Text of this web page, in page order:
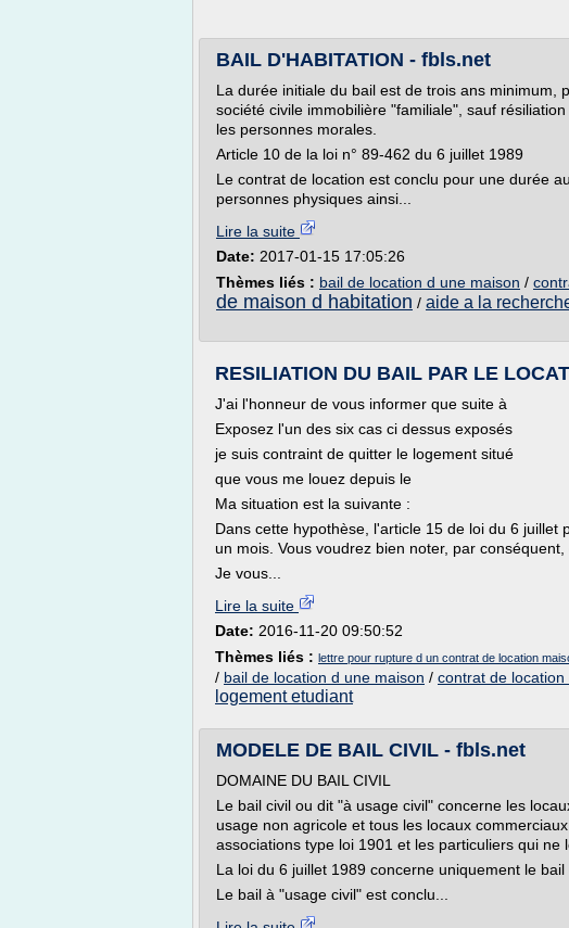
BAIL D'HABITATION - fbls.net
La durée initiale du bail est de trois ans minimum,
société civile immobilière "familiale", sauf
les personnes morales.
Article 10 de la loi n° 89-462 du 6 juillet 1989
Le contrat de location est conclu pour une durée
personnes physiques ainsi...
Lire la suite
Date: 2017-01-15 17:05:26
Thèmes liés : bail de location d une maison /
de maison d habitation / aide a la
RESILIATION DU BAIL PAR LE
J'ai l'honneur de vous informer que suite à
Exposez l'un des six cas ci dessus exposés
je suis contraint de quitter le logement situé
que vous me louez depuis le
Ma situation est la suivante :
Dans cette hypothèse, l'article 15 de loi du 6 juillet
un mois. Vous voudrez bien noter, par
Je vous...
Lire la suite
Date: 2016-11-20 09:50:52
Thèmes liés : lettre pour rupture d un contrat de location
/ bail de location d une maison / contrat de location
logement etudiant
MODELE DE BAIL CIVIL - fbls.net
DOMAINE DU BAIL CIVIL
Le bail civil ou dit "à usage civil" concerne les
usage non agricole et tous les locaux
associations type loi 1901 et les particuliers qui ne
La loi du 6 juillet 1989 concerne uniquement le bail
Le bail à "usage civil" est conclu...